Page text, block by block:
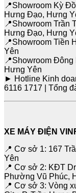
📍Showroom Kỳ
Hưng Đạo, Hưng
📍Showroom Trần
Hưng Đạo, Hưng
📍Showroom Tiền
Yên
📍Showroom
Hưng Yên
► Hotline Kinh
6116 1717 | Tổng
XE MÁY ĐIỆN
📍 Cơ sở 1: 167
Yên
📍 Cơ sở 2: KĐT
Phường Vũ Phúc,
📍 Cơ sở 3: Vòng